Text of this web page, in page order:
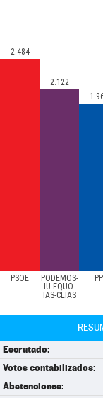
PSOE
PODEMOS-
IU-EQUO-
IAS-CLIAS
PP
2.484
2.122
Escrutado:
Votos contabilizados:
Abstenciones: